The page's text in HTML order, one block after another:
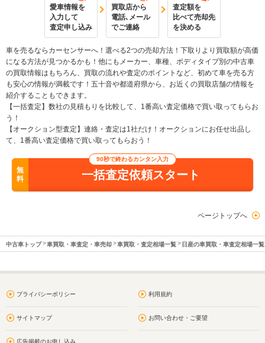
愛車情報を
入力して
査定申し込み
買取店から
電話､メール
でご連絡
査定額を
比べて売却先
を決める
車を売るならカーセンサーへ！選べる2つの売却方法！下取りより買取額が高価
になる方法が見つかるかも！他にもメーカー、車種、ボディタイプ別の中古車
の買取情報はもちろん、買取の流れや査定のポイントなど、初めて車を売る方
も安心の情報が満載です！五十音や都道府県から、お近くの買取店舗の情報を
紹介することもできます。
【一括査定】数社の見積もりを比較して、1番高い査定価格で買い取ってもらお
う！
【オークション型査定】連絡・査定は1社だけ！オークションにお任せ出品し
て、1番高い査定価格で買い取ってもらおう！
無
料
90秒で終わるカンタン入力
一括査定依頼スタート
ページトップへ
中古車トップ 車買取・車査定・車売却 車買取・査定相場一覧 日産の車買取・車査定相場一覧
プライバシーポリシー 利用規約
サイトマップ お問い合わせ・ご要望
広告掲載のお申し込み